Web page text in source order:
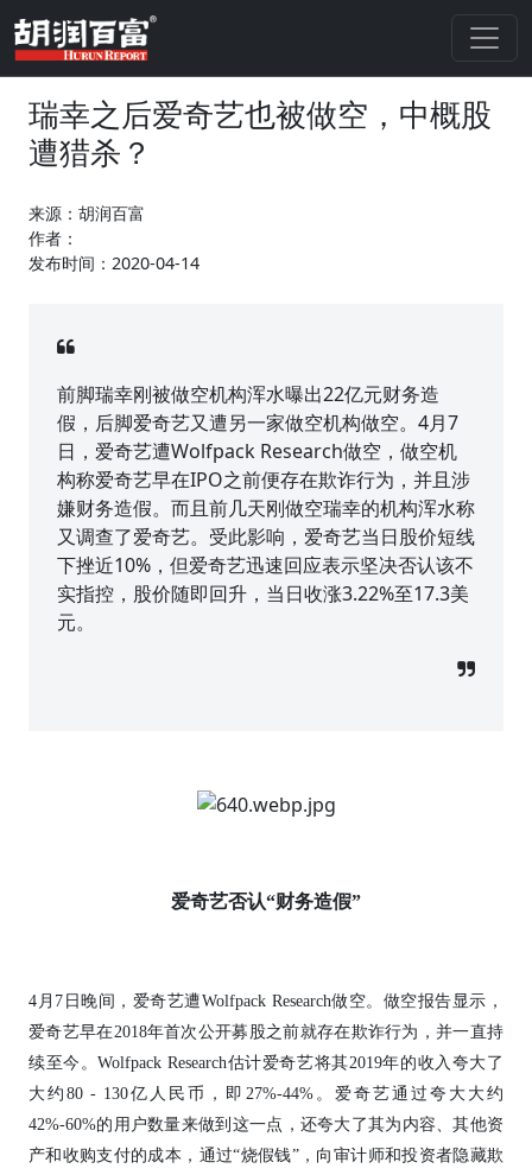
瑞幸之后爱奇艺也被做空，中概股
遭猎杀？
来源：胡润百富
作者：
发布时间：2020-04-14
前脚瑞幸刚被做空机构浑水曝出22亿元财务造
假，后脚爱奇艺又遭另一家做空机构做空。4月7
日，爱奇艺遭Wolfpack Research做空，做空机
构称爱奇艺早在IPO之前便存在欺诈行为，并且涉
嫌财务造假。而且前几天刚做空瑞幸的机构浑水称
又调查了爱奇艺。受此影响，爱奇艺当日股价短线
下挫近10%，但爱奇艺迅速回应表示坚决否认该不
实指控，股价随即回升，当日收涨3.22%至17.3美
元。
爱奇艺否认“财务造假”
4月7日晚间，爱奇艺遭Wolfpack Research做空。做空报告显示，
爱奇艺早在2018年首次公开募股之前就存在欺诈行为，并一直持
续至今。Wolfpack Research估计爱奇艺将其2019年的收入夸大了
大约80 - 130亿人民币，即27%-44%。爱奇艺通过夸大大约
42%-60%的用户数量来做到这一点，还夸大了其为内容、其他资
产和收购支付的成本，通过“烧假钱”，向审计师和投资者隐藏欺